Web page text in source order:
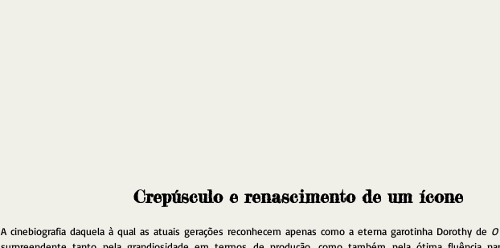
Crepúsculo e renascimento de um ícone
A cinebiografia daquela à qual as atuais gerações reconhecem apenas como a eterna garotinha Dorothy de